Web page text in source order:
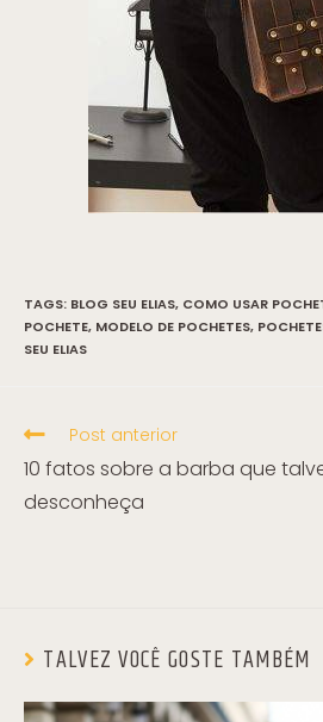
TAGS: BLOG SEU ELIAS, COMO USAR
POCHETE, MODELO DE POCHETES,
SEU ELIAS
Post anterior
10 fatos sobre a barba que
desconheça
TALVEZ VOCÊ GOSTE TAMBÉM